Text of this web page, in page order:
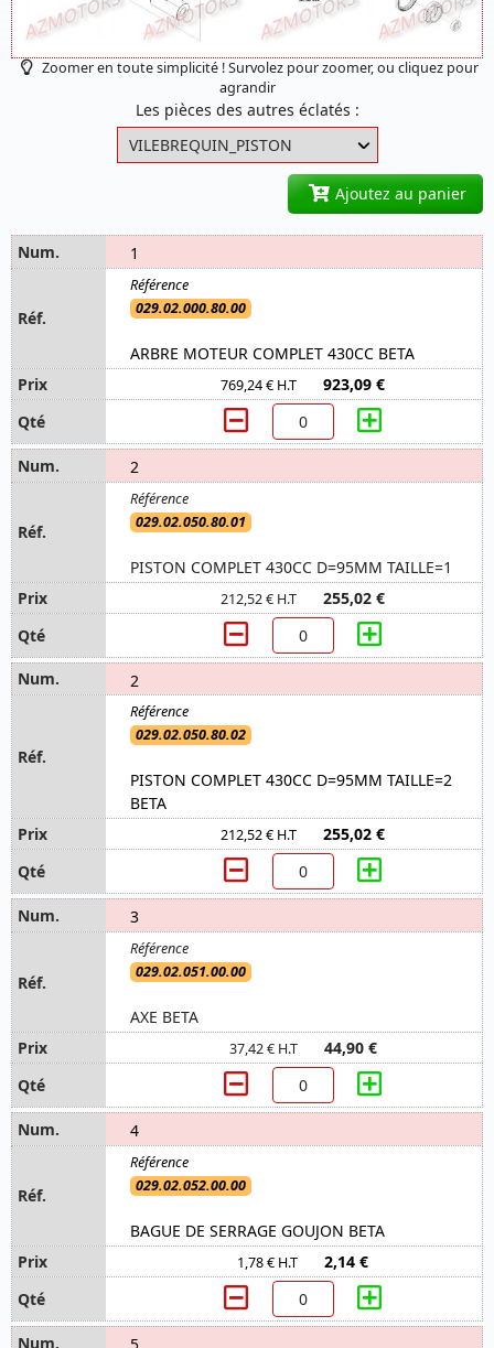
Zoomer en toute simplicité ! Survolez pour zoomer, ou cliquez pour
agrandir
Les pièces des autres éclatés :
Ajoutez au panier
1
029.02.000.80.00
ARBRE MOTEUR COMPLET 430CC BETA
769,24 € H.T 923,09 €
2
029.02.050.80.01
PISTON COMPLET 430CC D=95MM TAILLE=1
212,52 € H.T 255,02 €
2
029.02.050.80.02
PISTON COMPLET 430CC D=95MM TAILLE=2
BETA
212,52 € H.T 255,02 €
3
029.02.051.00.00
AXE BETA
37,42 € H.T 44,90 €
4
029.02.052.00.00
BAGUE DE SERRAGE GOUJON BETA
1,78 € H.T 2,14 €
5